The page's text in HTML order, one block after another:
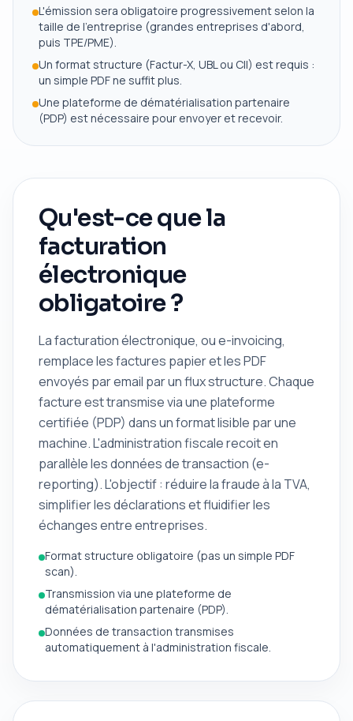
L'émission sera obligatoire progressivement selon la
taille de l'entreprise (grandes entreprises d'abord,
puis TPE/PME).
Un format structure (Factur-X, UBL ou CII) est requis :
un simple PDF ne suffit plus.
Une plateforme de dématérialisation partenaire
(PDP) est nécessaire pour envoyer et recevoir.
Qu'est-ce que la
facturation
électronique
obligatoire ?
La facturation électronique, ou e-invoicing,
remplace les factures papier et les PDF
envoyés par email par un flux structure. Chaque
facture est transmise via une plateforme
certifiée (PDP) dans un format lisible par une
machine. L'administration fiscale recoit en
parallèle les données de transaction (e-
reporting). L'objectif : réduire la fraude à la TVA,
simplifier les déclarations et fluidifier les
échanges entre entreprises.
Format structure obligatoire (pas un simple PDF
scan).
Transmission via une plateforme de
dématérialisation partenaire (PDP).
Données de transaction transmises
automatiquement à l'administration fiscale.